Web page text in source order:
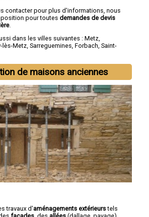
contacter pour plus d'informations, nous
pour toutes demandes de devis
dans les villes suivantes : Metz,
lès-Metz, Sarreguemines, Forbach, Saint-
de maisons anciennes
travaux d'aménagements extérieurstels